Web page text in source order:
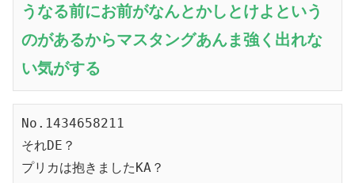
うなる前にお前がなんとかしとけよという
のがあるからマスタングあんま強く出れな
い気がする
No.1434658211
それDE？
プリカは抱きましたKA？